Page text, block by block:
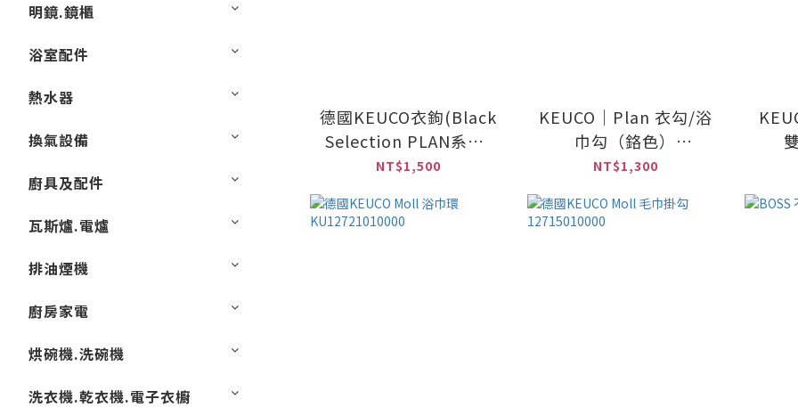
明鏡.鏡櫃
浴室配件
熱水器
換氣設備
廚具及配件
瓦斯爐.電爐
排油煙機
廚房家電
烘碗機.洗碗機
洗衣機.乾衣機.電子衣櫥
德國KEUCO衣鉤(Black
Selection PLAN系列)
KU14914370000
NT$1,500
KEUCO｜Plan 衣勾/浴
巾勾（鉻色）
14914010000
NT$1,300